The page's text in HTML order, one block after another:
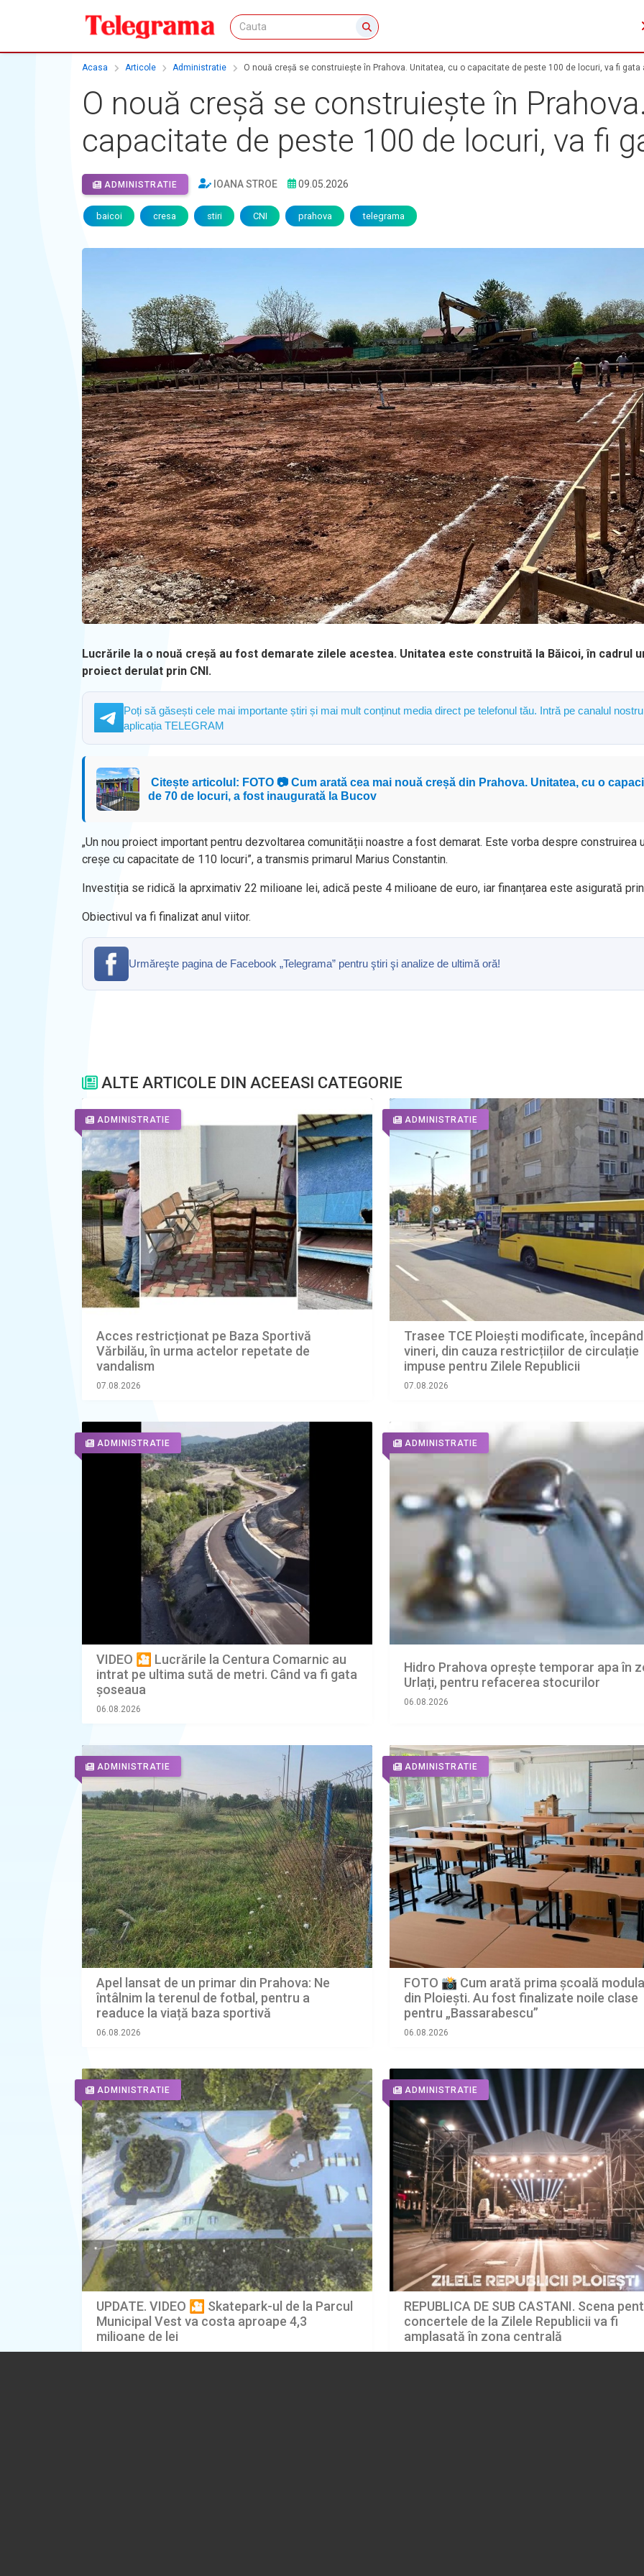
Acasa Articole Administratie O nouă creșă se construiește în Prahova. Unitatea, cu o capacitate de peste 100 de locuri, va fi gata
O nouă creșă se construiește în
capacitate de peste 100 de locuri, va fi
ADMINISTRATIE IOANA STROE 09.05.2026
baicoi cresa stiri CNI prahova telegrama
Lucrările la o nouă creșă au fost demarate zilele acestea. Unitatea este construită la Băicoi, în cadrul
proiect derulat prin CNI.
Poți să găsești cele mai importante știri și mai mult conținut media direct pe telefonul tău. Intră pe canalul
aplicația TELEGRAM
Citește articolul: FOTO 📷 Cum arată cea mai nouă creșă din Prahova. Unitatea, cu o
de 70 de locuri, a fost inaugurată la Bucov
„Un nou proiect important pentru dezvoltarea comunității noastre a fost demarat. Este vorba despre construirea
creșe cu capacitate de 110 locuri”, a transmis primarul Marius Constantin.
Investiția se ridică la aprximativ 22 milioane lei, adică peste 4 milioane de euro, iar finanțarea este asigurată
Obiectivul va fi finalizat anul viitor.
Urmăreşte pagina de Facebook „Telegrama” pentru ştiri şi analize de ultimă oră!
ALTE ARTICOLE DIN ACEEASI CATEGORIE
ADMINISTRATIE
Acces restricționat pe Baza Sportivă
Vărbilău, în urma actelor repetate de
vandalism
07.08.2026
ADMINISTRATIE
Trasee TCE Ploiești modificate,
vineri, din cauza restricțiilor de circulație
impuse pentru Zilele Republicii
07.08.2026
ADMINISTRATIE
VIDEO 🎦 Lucrările la Centura Comarnic au
intrat pe ultima sută de metri. Când va fi gata
șoseaua
06.08.2026
ADMINISTRATIE
Hidro Prahova oprește temporar apa în
Urlați, pentru refacerea stocurilor
06.08.2026
ADMINISTRATIE
Apel lansat de un primar din Prahova: Ne
întâlnim la terenul de fotbal, pentru a
readuce la viață baza sportivă
06.08.2026
ADMINISTRATIE
FOTO 📸 Cum arată prima școală
din Ploiești. Au fost finalizate noile clase
pentru „Bassarabescu”
06.08.2026
ADMINISTRATIE
UPDATE. VIDEO 🎦 Skatepark-ul de la Parcul
Municipal Vest va costa aproape 4,3
milioane de lei
ADMINISTRATIE
REPUBLICA DE SUB CASTANI. Scena
concertele de la Zilele Republicii va fi
amplasată în zona centrală